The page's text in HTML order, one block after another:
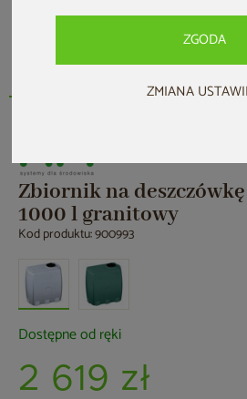
ZGODA
ZMIANA
Zbiornik na
1000 l granitowy
Kod produktu: 900993
Dostępne od ręki
2 619 zł